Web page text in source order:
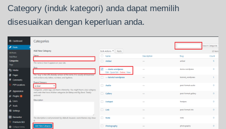
Category (induk kategori) anda dapat memilih
disesuaikan dengan keperluan anda.